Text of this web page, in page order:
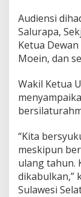
Audiensi
Salurapa,
Ketua
Moein, dan
Wakil Ketua
“Kita
meskipun
ulang tahun.
dikabulkan,”
Sulawesi